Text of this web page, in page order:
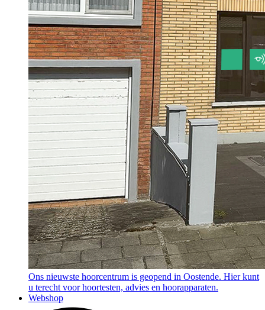
Ons nieuwste hoorcentrum is geopend in Oostende. Hier kunt
u terecht voor hoortesten, advies en hoorapparaten.
Webshop